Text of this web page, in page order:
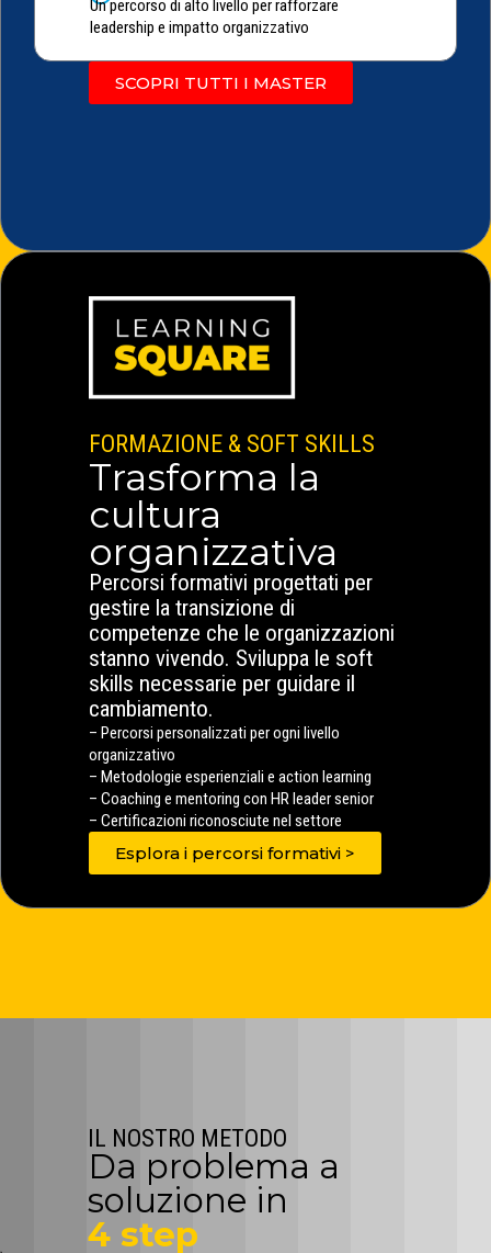
Un percorso di alto livello per rafforzare
leadership e impatto organizzativo
SCOPRI TUTTI I MASTER
FORMAZIONE & SOFT SKILLS
Trasforma la
cultura
organizzativa
Percorsi formativi progettati per
gestire la transizione di
competenze che le organizzazioni
stanno vivendo. Sviluppa le soft
skills necessarie per guidare il
cambiamento.
– Percorsi personalizzati per ogni livello
organizzativo
– Metodologie esperienziali e action learning
– Coaching e mentoring con HR leader senior
– Certificazioni riconosciute nel settore
Esplora i percorsi formativi >
IL NOSTRO METODO
Da problema a
soluzione in
4 step